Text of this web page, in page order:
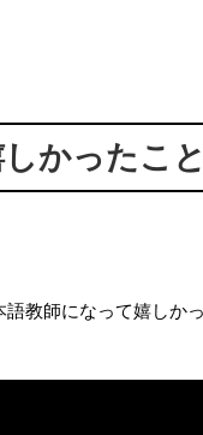
かったこと
教師になって嬉しか